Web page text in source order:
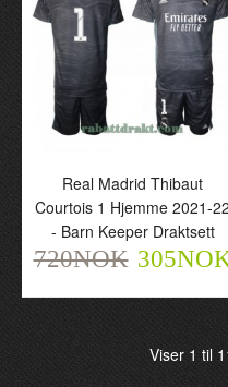
Real Madrid Thibaut
Courtois 1 Hjemme 2021-22
- Barn Keeper Draktsett
720NOK
Viser 1 til